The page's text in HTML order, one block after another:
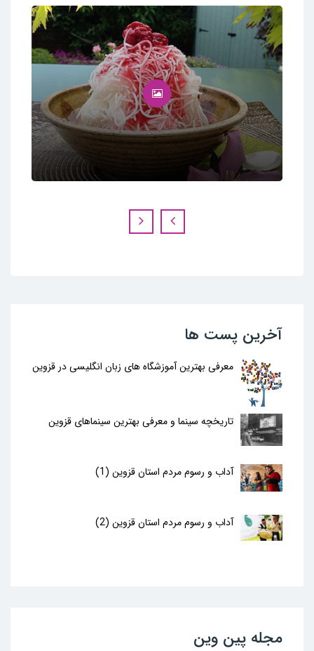
آخرین پست ها
معرفی بهترین آموزشگاه های زبان انگلیسی در قزوین
تاریخچه سینما و معرفی بهترین سینماهای قزوین
آداب و رسوم مردم استان قزوین (1)
آداب و رسوم مردم استان قزوین (2)
مجله پین وین